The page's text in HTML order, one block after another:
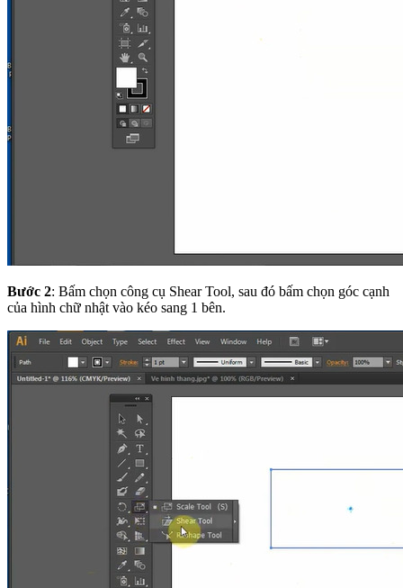
Bước 2: Bấm chọn công cụ Shear Tool, sau đó bấm chọn góc cạnh
của hình chữ nhật vào kéo sang 1 bên.